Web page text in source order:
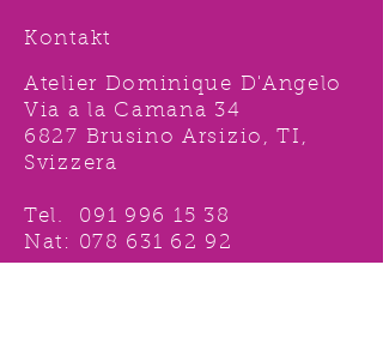
Kontakt
Atelier Dominique D'Angelo
Via a la Camana 34
6827 Brusino Arsizio, TI,
Svizzera
Tel. 091 996 15 38
Nat: 078 631 62 92